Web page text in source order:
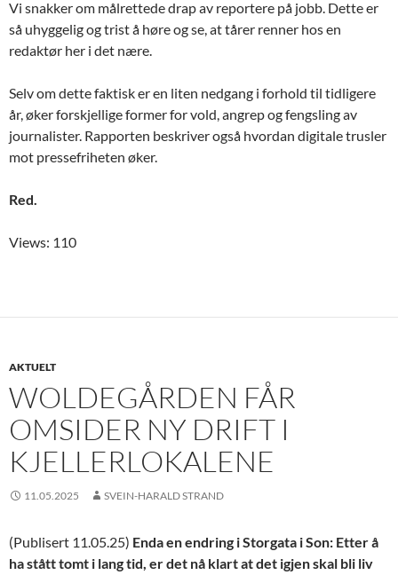
Vi snakker om målrettede drap av reportere på jobb. Dette er
så uhyggelig og trist å høre og se, at tårer renner hos en
redaktør her i det nære.
Selv om dette faktisk er en liten nedgang i forhold til tidligere
år, øker forskjellige former for vold, angrep og fengsling av
journalister. Rapporten beskriver også hvordan digitale trusler
mot pressefriheten øker.
Red.
Views: 110
AKTUELT
WOLDEGÅRDEN FÅR
OMSIDER NY DRIFT I
KJELLERLOKALENE
11.05.2025 SVEIN-HARALD STRAND
(Publisert 11.05.25) Enda en endring i Storgata i Son: Etter å
ha stått tomt i lang tid, er det nå klart at det igjen skal bli liv